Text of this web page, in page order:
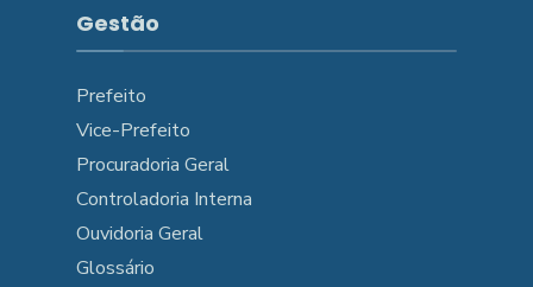
Gestão
Prefeito
Vice-Prefeito
Procuradoria Geral
Controladoria Interna
Ouvidoria Geral
Glossário